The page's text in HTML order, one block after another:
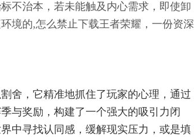
不治本，若未能触及内心需求，即使卸
境的,怎么禁止下载王者荣耀，一份资深
舍，它精准地抓住了玩家的心理，通过
与奖励，构建了一个强大的吸引力闭
中寻找认同感，缓解现实压力，或是填